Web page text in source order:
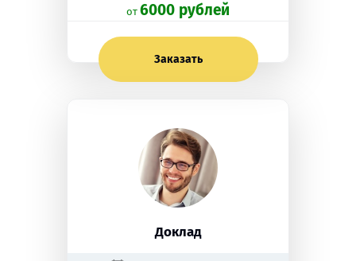
oт 6000 рублей
Заказать
Доклад